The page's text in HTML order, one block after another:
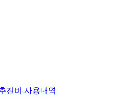
진비 사용내역